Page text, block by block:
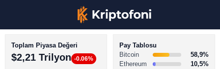
Toplam Piyasa Değeri
$2,21 Trilyon -0.06%
Pay Tablosu
Bitcoin
58,9%
Ethereum
10,5%